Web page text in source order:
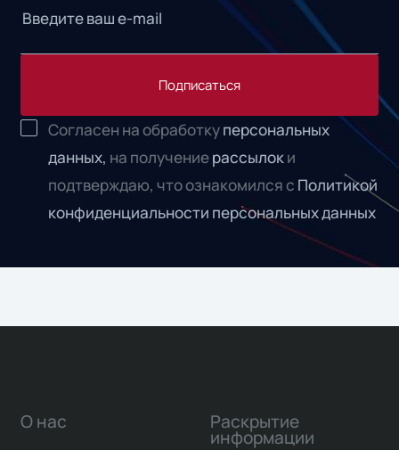
Подписаться
Согласен на обработкуперсональных
данных, на получениерассылок и
подтверждаю, что ознакомился с Политикой
конфиденциальности персональных данных
О нас Раскрытие
информации